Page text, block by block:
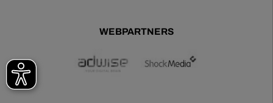
WEBPARTNERS